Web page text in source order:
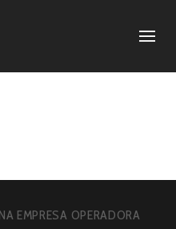
EMPRESA OPERADORA